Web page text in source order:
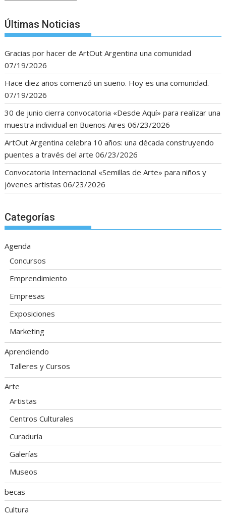
Últimas Noticias
Gracias por hacer de ArtOut Argentina una comunidad
07/19/2026
Hace diez años comenzó un sueño. Hoy es una comunidad.
07/19/2026
30 de junio cierra convocatoria «Desde Aquí» para realizar una
muestra individual en Buenos Aires 06/23/2026
ArtOut Argentina celebra 10 años: una década construyendo
puentes a través del arte 06/23/2026
Convocatoria Internacional «Semillas de Arte» para niños y
jóvenes artistas 06/23/2026
Categorías
Agenda
Concursos
Emprendimiento
Empresas
Exposiciones
Marketing
Aprendiendo
Talleres y Cursos
Arte
Artistas
Centros Culturales
Curaduría
Galerías
Museos
becas
Cultura